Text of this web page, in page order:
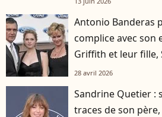
Antonio Banderas
complice avec son
Griffith et leur fille,
28 avril 2026
Sandrine Quetier :
traces de son